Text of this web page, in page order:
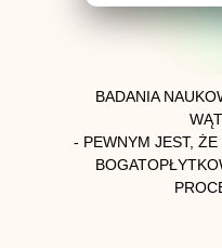
BADANIA
- PEWNYM JEST,